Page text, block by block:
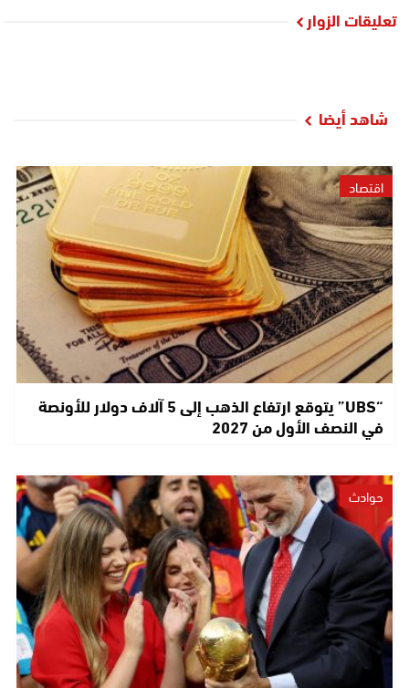
تعليقات الزوار
شاهد أيضا
اقتصاد
“UBS” يتوقع ارتفاع الذهب إلى 5 آلاف دولار للأونصة
في النصف الأول من 2027
حوادث